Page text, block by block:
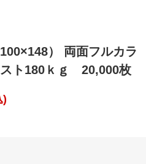
） 両面フルカラ
ト180ｋｇ 20,000枚
)